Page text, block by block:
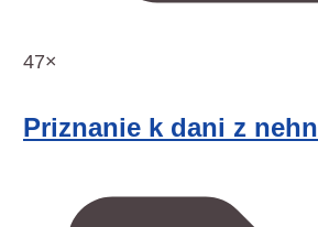
47×
Priznanie k dani z